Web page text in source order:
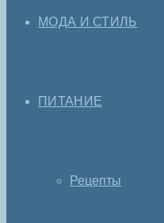
МОДА И СТИЛЬ
ПИТАНИЕ
Рецепты